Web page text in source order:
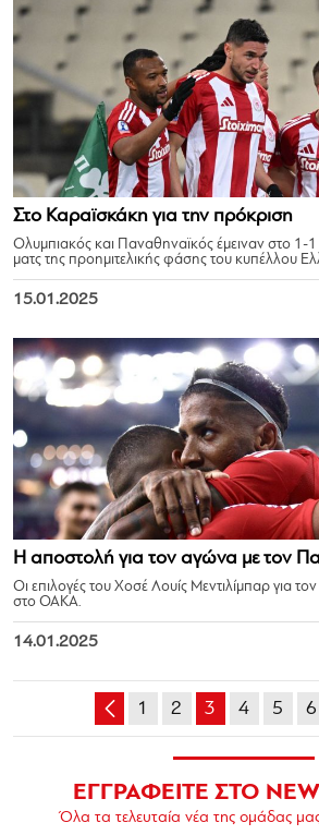
Στο Καραϊσκάκη για την πρόκριση
Ολυμπιακός και Παναθηναϊκός έμειναν στο
ματς της προημιτελικής φάσης του κυπέλλου
15.01.2025
Η αποστολή για τον αγώνα με τον
Οι επιλογές του Χοσέ Λουίς Μεντιλίμπαρ για
στο ΟΑΚΑ.
14.01.2025
1 2 3 4 5 6
ΕΓΓΡΑΦΕΙΤΕ ΣΤΟ
Όλα τα τελευταία νέα της ομάδας